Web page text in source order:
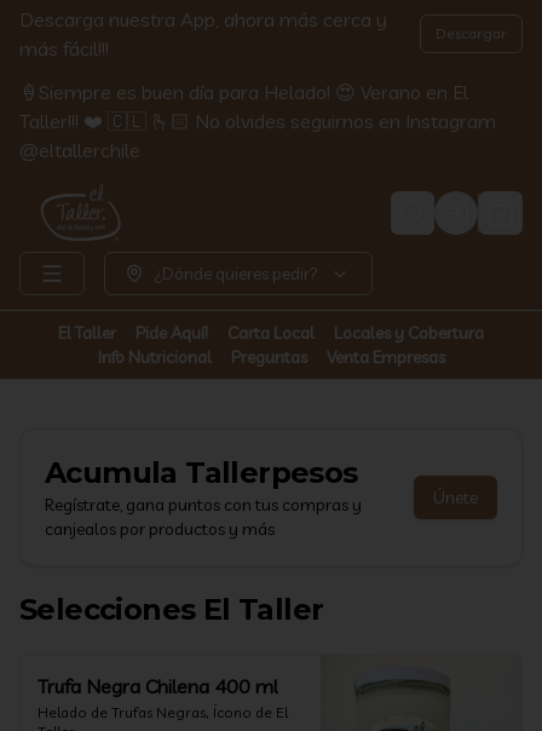
Descarga nuestra App, ahora más cerca y
más fácil!!!
Descargar
🍦Siempre es buen día para Helado! 😍 Verano en El
Taller!!! ❤️ 🇨🇱 🫰🏻 No olvides seguirnos en Instagram
@eltallerchile
Login
¿Dónde quieres pedir?
El Taller Pide Aquí! Carta Local
Locales y Cobertura
Info Nutricional
Preguntas Venta Empresas
Acumula Tallerpesos
Regístrate, gana puntos con tus compras y
canjealos por productos y más
Únete
Selecciones El Taller
Trufa Negra Chilena 400 ml
Helado de Trufas Negras, Ícono de El